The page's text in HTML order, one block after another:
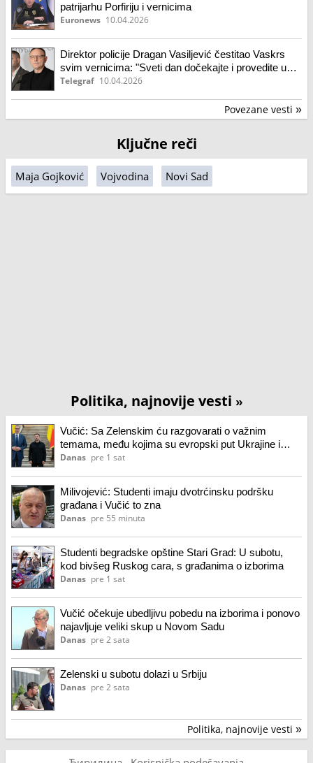
patrijarhu Porfiriju i vernicima
Euronews 10.04.2026
Direktor policije Dragan Vasiljević čestitao Vaskrs
svim vernicima: "Sveti dan dočekajte i provedite u
miru"
Telegraf 10.04.2026
Povezane vesti »
Ključne reči
Maja Gojković Vojvodina Novi Sad
Politika, najnovije vesti »
Vučić: Sa Zelenskim ću razgovarati o važnim
temama, među kojima su evropski put Ukrajine i
Srbije
Danas pre 1 sat
Milivojević: Studenti imaju dvotrćinsku podršku
građana i Vučić to zna
Danas pre 55 minuta
Studenti begradske opštine Stari Grad: U subotu,
kod bivšeg Ruskog cara, s građanima o izborima
Danas pre 1 sat
Vučić očekuje ubedljivu pobedu na izborima i ponovo
najavljuje veliki skup u Novom Sadu
Danas pre 2 sata
Zelenski u subotu dolazi u Srbiju
Danas pre 2 sata
Politika, najnovije vesti »